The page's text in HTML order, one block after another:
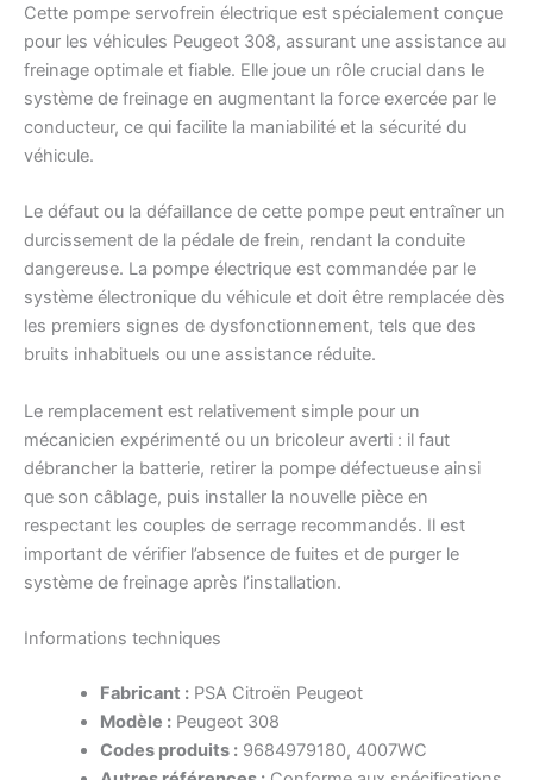
Cette pompe servofrein électrique est spécialement conçue
pour les véhicules Peugeot 308, assurant une assistance au
freinage optimale et fiable. Elle joue un rôle crucial dans le
système de freinage en augmentant la force exercée par le
conducteur, ce qui facilite la maniabilité et la sécurité du
véhicule.
Le défaut ou la défaillance de cette pompe peut entraîner un
durcissement de la pédale de frein, rendant la conduite
dangereuse. La pompe électrique est commandée par le
système électronique du véhicule et doit être remplacée dès
les premiers signes de dysfonctionnement, tels que des
bruits inhabituels ou une assistance réduite.
Le remplacement est relativement simple pour un
mécanicien expérimenté ou un bricoleur averti : il faut
débrancher la batterie, retirer la pompe défectueuse ainsi
que son câblage, puis installer la nouvelle pièce en
respectant les couples de serrage recommandés. Il est
important de vérifier l’absence de fuites et de purger le
système de freinage après l’installation.
Informations techniques
Fabricant :PSA Citroën Peugeot
Modèle :Peugeot 308
Codes produits :9684979180, 4007WC